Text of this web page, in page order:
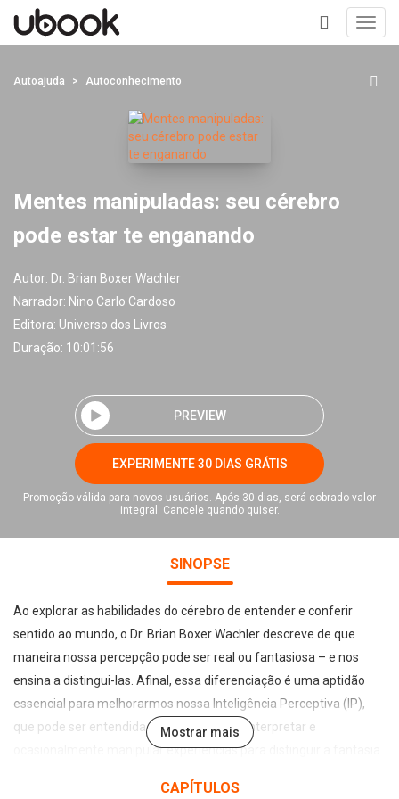
+
Autoajuda Autoconhecimento
Mentes manipuladas: seu cérebro
pode estar te enganando
Autor: Dr. Brian Boxer Wachler
Narrador: Nino Carlo Cardoso
Editora: Universo dos Livros
Duração: 10:01:56
PREVIEW
EXPERIMENTE 30 DIAS GRÁTIS
Promoção válida para novos usuários. Após 30 dias, será cobrado valor
integral. Cancele quando quiser.
SINOPSE
Ao explorar as habilidades do cérebro de entender e conferir
sentido ao mundo, o Dr. Brian Boxer Wachler descreve de que
maneira nossa percepção pode ser real ou fantasiosa – e nos
ensina a distingui-las. Afinal, essa diferenciação é uma aptidão
essencial para melhorarmos nossa Inteligência Perceptiva (IP),
que pode ser entendida como o modo de interpretar e
ocasionalmente manipular experiências para distinguir a fantasia
Mostrar mais
CAPÍTULOS